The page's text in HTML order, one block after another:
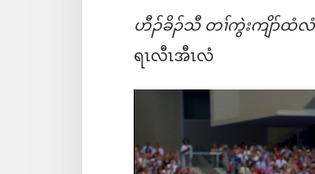
ဟီၣ်ခိၣ်သီ တၢ်ကွဲးကျိာ်ထံ
ရၤလီၤအီၤလံ